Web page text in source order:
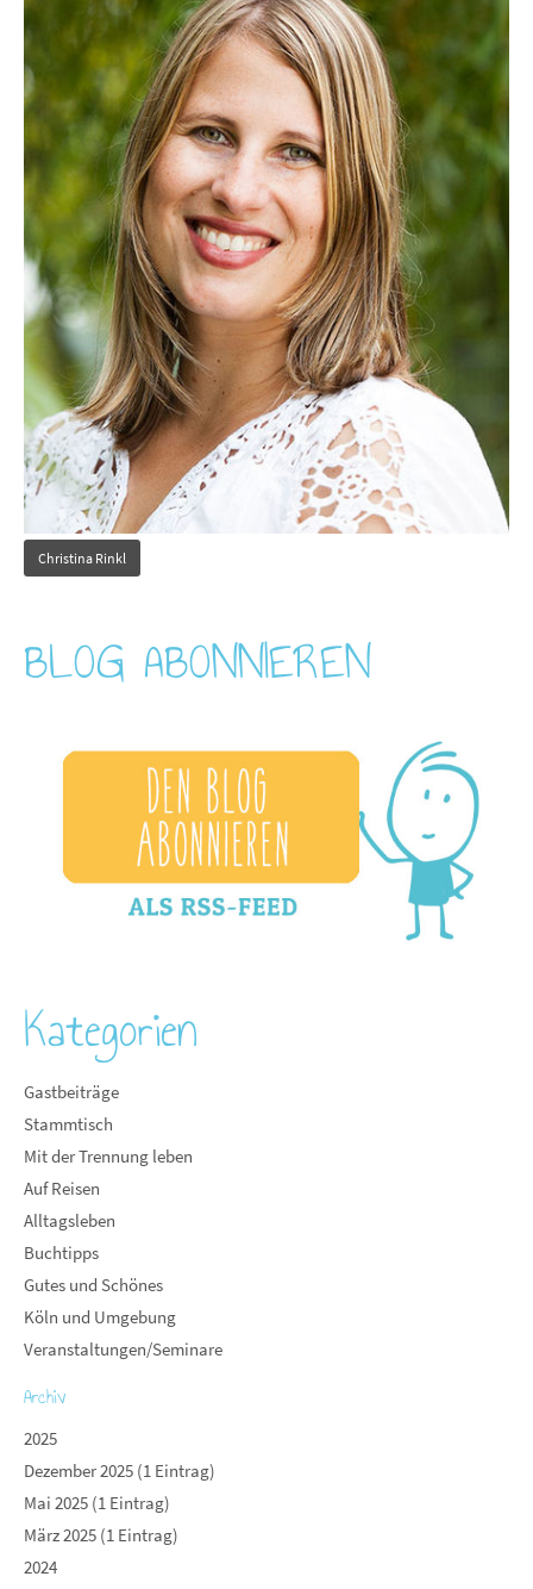
Christina Rinkl
BLOG ABONNIEREN
Kategorien
Gastbeiträge
Stammtisch
Mit der Trennung leben
Auf Reisen
Alltagsleben
Buchtipps
Gutes und Schönes
Köln und Umgebung
Veranstaltungen/Seminare
Archiv
2025
Dezember 2025 (1 Eintrag)
Mai 2025 (1 Eintrag)
März 2025 (1 Eintrag)
2024